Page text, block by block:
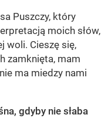
Puszczy, który
moich słów,
woli. Cieszę się,
zamknięta, mam
ma miedzy nami
gdyby nie słaba